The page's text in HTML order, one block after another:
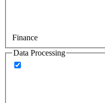
Finance
Data Processing